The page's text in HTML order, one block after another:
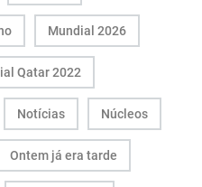
Mundial 2026
Qatar 2022
Notícias Núcleos
Ontem já era tarde